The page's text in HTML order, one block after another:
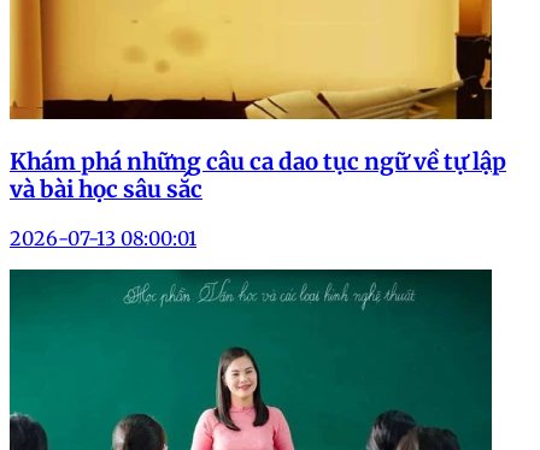
Khám phá những câu ca dao tục ngữ về tự lập
và bài học sâu sắc
2026-07-13 08:00:01